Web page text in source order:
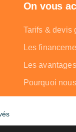
On vous
Tarifs & devis
Les
Les
Pourquoi